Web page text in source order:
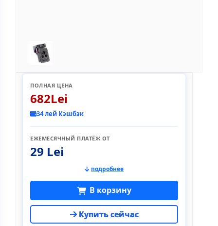
ПОЛНАЯ ЦЕНА
682Lei
34 лей Кэшбэк
ЕЖЕМЕСЯЧНЫЙ ПЛАТЁЖ ОТ
29 Lei
подробнее
В корзину
Купить сейчас